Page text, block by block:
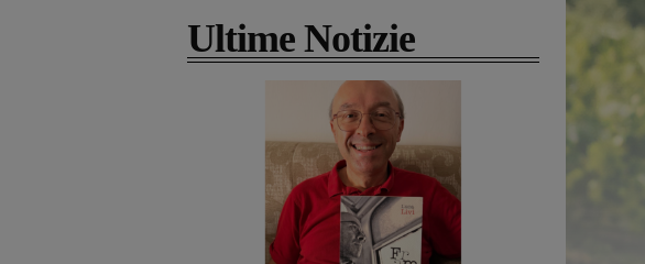
Ultime Notizie